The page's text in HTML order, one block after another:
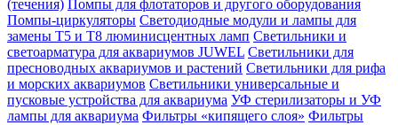
(течения) Помпы для флотаторов и другого оборудования
Помпы-циркуляторы Светодиодные модули и лампы для
замены Т5 и Т8 люминисцентных ламп Светильники и
светоарматура для аквариумов JUWEL Светильники для
пресноводных аквариумов и растений Светильники для рифа
и морских аквариумов Светильники универсальные и
пусковые устройства для аквариума УФ стерилизаторы и УФ
лампы для аквариума Фильтры «кипящего слоя» Фильтры